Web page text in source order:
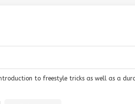
to freestyle tricks as well as a